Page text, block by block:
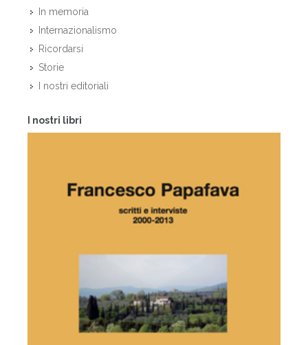
In memoria
Internazionalismo
Ricordarsi
Storie
I nostri editoriali
I nostri libri